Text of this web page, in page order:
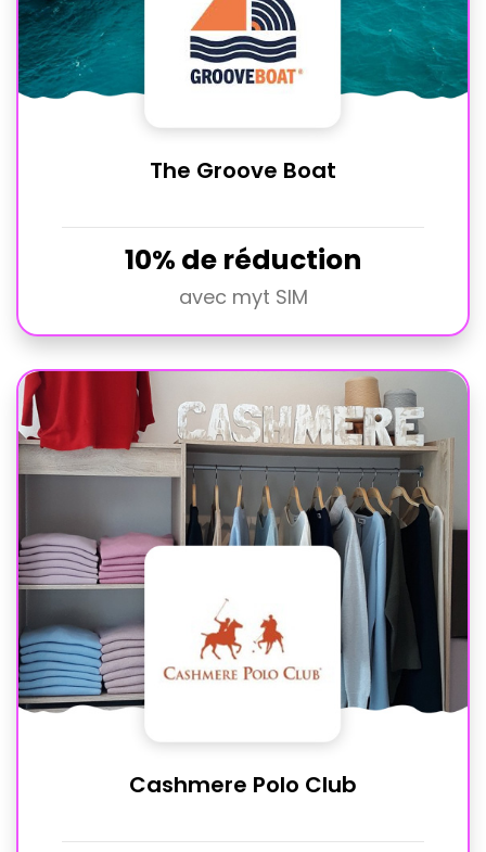
The Groove Boat
10% de réduction
avec myt SIM
Cashmere Polo Club